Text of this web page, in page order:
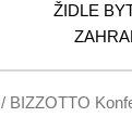
ŽIDLE
/ BIZZOTTO